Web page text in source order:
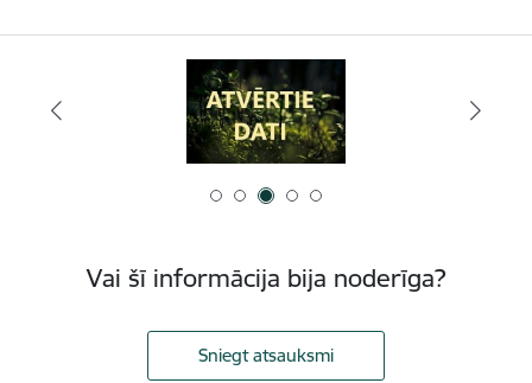
Vai šī informācija bija noderīga?
Sniegt atsauksmi